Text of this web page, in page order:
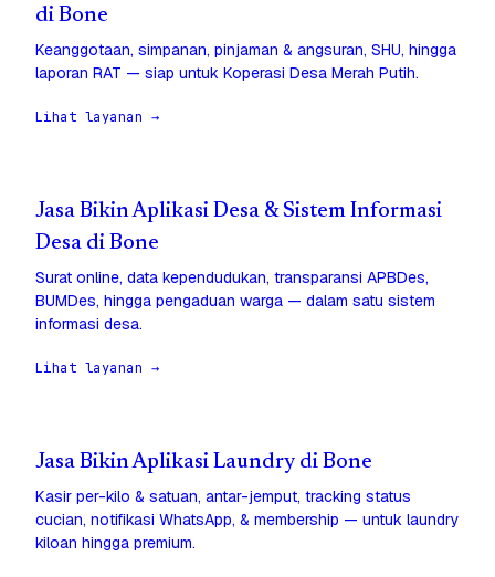
di Bone
Keanggotaan, simpanan, pinjaman & angsuran, SHU, hingga
laporan RAT — siap untuk Koperasi Desa Merah Putih.
Lihat layanan →
Jasa Bikin Aplikasi Desa & Sistem Informasi
Desa di Bone
Surat online, data kependudukan, transparansi APBDes,
BUMDes, hingga pengaduan warga — dalam satu sistem
informasi desa.
Lihat layanan →
Jasa Bikin Aplikasi Laundry di Bone
Kasir per-kilo & satuan, antar-jemput, tracking status
cucian, notifikasi WhatsApp, & membership — untuk laundry
kiloan hingga premium.